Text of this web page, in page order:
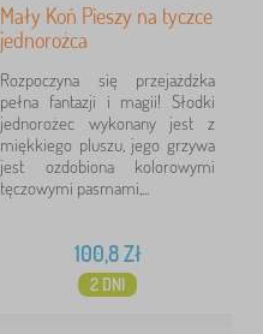
Mały Koń Pieszy na tyczce
jednorożca
Rozpoczyna się przejażdżka
pełna fantazji i magii! Słodki
jednorożec wykonany jest z
miękkiego pluszu, jego grzywa
jest ozdobiona kolorowymi
tęczowymi pasmami,...
100,8Zł
2 DNI